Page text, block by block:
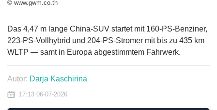
© www.gwm.co.th
Das 4,47 m lange China-SUV startet mit 160-PS-Benziner,
223-PS-Vollhybrid und 204-PS-Stromer mit bis zu 435 km
WLTP — samt in Europa abgestimmtem Fahrwerk.
Autor: Darja Kaschirina
17:13 06-07-2026